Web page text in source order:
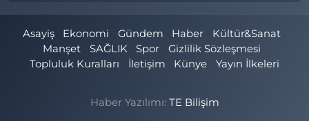
Asayiş Ekonomi Gündem Haber
Kültür&Sanat
Manşet
SAĞLIK Spor
Gizlilik Sözleşmesi
Topluluk Kuralları
İletişim Künye Yayın İlkeleri
Haber Yazılımı: TE Bilişim